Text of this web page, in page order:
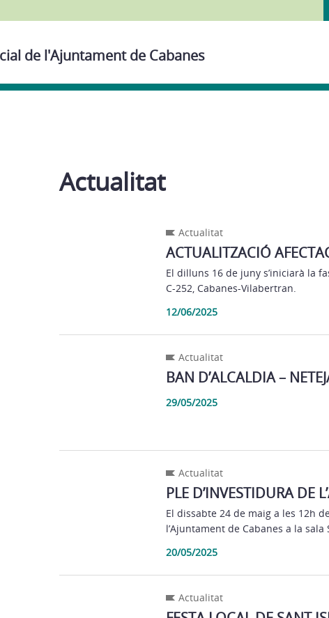
de l'Ajuntament de Cabanes
Actualitat
Actualitat
ACTUALITZACIÓ
El dilluns 16 de juny s’iniciarà la
C-252, Cabanes-Vilabertran.
12/06/2025
Actualitat
BAN D’ALCALDIA –
29/05/2025
Actualitat
PLE D’INVESTIDURA DE
El dissabte 24 de maig a les 12h
l’Ajuntament de Cabanes a la
20/05/2025
Actualitat